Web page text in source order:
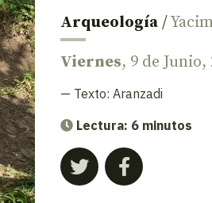
Arqueología /
Viernes, 9 de Junio,
— Texto: Aranzadi
Lectura: 6 minutos